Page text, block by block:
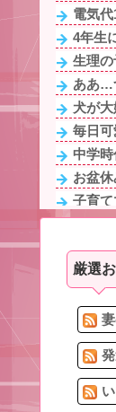
電気
4年生
生理
ああ…
犬が
毎日
中学
お盆
子育
【前
のび
【ク
義母
厳選